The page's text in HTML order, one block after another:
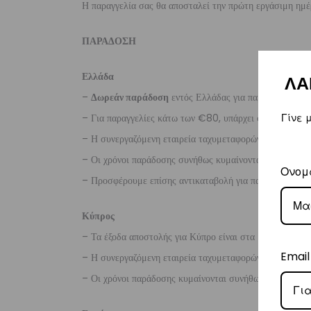
Η παραγγελία σας θα αποσταλεί την πρώτη εργάσιμη
ΠΑΡΑΔΟΣΗ
Ελλάδα
– Δωρεάν παράδοση εντός Ελλάδας για παραγγελίες
– Για παραγγελίες κάτω των €80, υπάρχει σταθερή
– Η συνεργαζόμενη εταιρεία ταχυμεταφορών,
– Οι χρόνοι παράδοσης συνήθως κυμαίνονται από 1-3
– Προσφέρουμε επίσης αντικαταβολή για
Κύπρος
– Τα έξοδα αποστολής για Κύπρο είναι στα
– Η συνεργαζόμενη εταιρεία ταχυμεταφορών,
Aramex
– Οι χρόνοι παράδοσης κυμαίνονται συνήθως από 2-7
Γίνε
Email